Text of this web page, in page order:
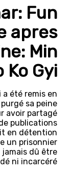
Fun
apres
Min
Ko Gyi
a été remis en
sa peine
avoir partagé
publications
en détention
un prisonnier
jamais dû être
ni incarcéré.